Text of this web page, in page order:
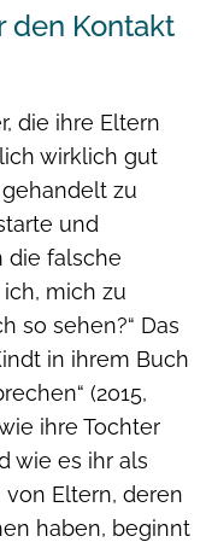
den Kontakt
die ihre Eltern
wirklich gut
zu
und
die falsche
mich zu
so sehen?“ Das
in ihrem Buch
(2015,
ihre Tochter
wie es ihr als
Eltern, deren
haben, beginnt